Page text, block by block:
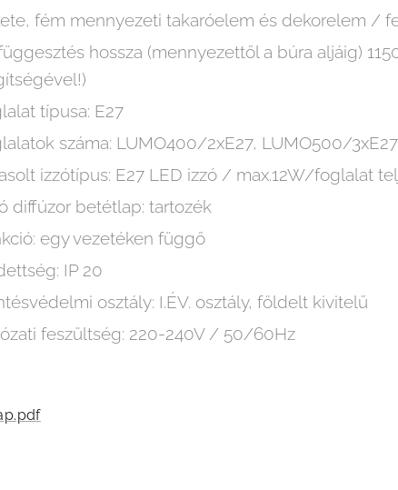
fém mennyezeti takaróelem és dekorelem /
hossza (mennyezettől a búra aljáig)
típusa: E27
száma: LUMO400/2xE27, LUMO500/
izzótípus: E27 LED izzó / max.12W/foglalat
diffúzor betétlap: tartozék
egy vezetéken függő
IP 20
osztály: I.ÉV. osztály, földelt kivitelű
feszültség: 220-240V / 50/60Hz